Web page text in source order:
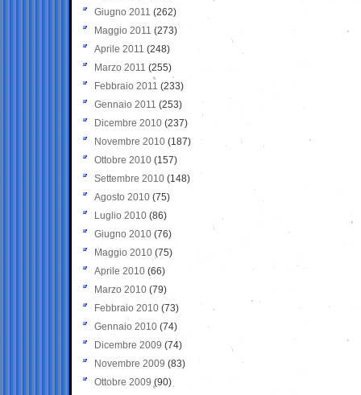
Giugno 2011 (262)
Maggio 2011 (273)
Aprile 2011 (248)
Marzo 2011 (255)
Febbraio 2011 (233)
Gennaio 2011 (253)
Dicembre 2010 (237)
Novembre 2010 (187)
Ottobre 2010 (157)
Settembre 2010 (148)
Agosto 2010 (75)
Luglio 2010 (86)
Giugno 2010 (76)
Maggio 2010 (75)
Aprile 2010 (66)
Marzo 2010 (79)
Febbraio 2010 (73)
Gennaio 2010 (74)
Dicembre 2009 (74)
Novembre 2009 (83)
Ottobre 2009 (90)